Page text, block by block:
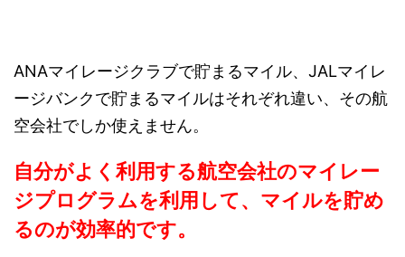
ANAマイレージクラブで貯まるマイル、JALマイレ
ージバンクで貯まるマイルはそれぞれ違い、その航
空会社でしか使えません。
自分がよく利用する航空会社のマイレー
ジプログラムを利用して、マイルを貯め
るのが効率的です。